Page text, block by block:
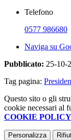
Telefono
0577 986680
Naviga su
Pubblicato: 25-10-
Tag pagina:
Questo sito o gli
cookie necessari al
COOKIE POLICY
Personalizza